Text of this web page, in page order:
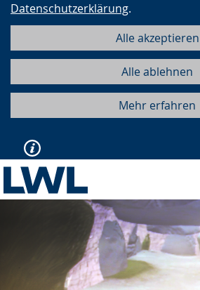
Datenschutzerklärung.
Alle akzeptieren
Alle ablehnen
Mehr erfahren
Vorherige